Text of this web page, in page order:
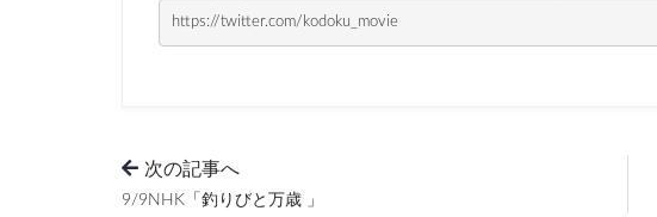
https://twitter.com/kodoku_movie
次の記事へ
9/9NHK「釣りびと万歳 」